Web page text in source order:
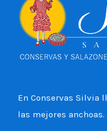
En Conservas Silvia
las mejores anchoas.